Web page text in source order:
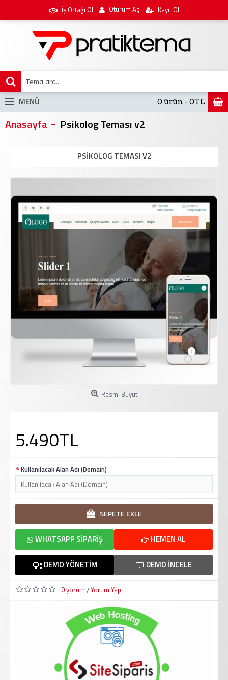
İş Ortağı Ol Oturum Aç Kayıt Ol
0 ürün - 0TL
MENÜ
Anasayfa Psikolog Teması v2
PSIKOLOG TEMASI V2
Resmi Büyüt
5.490TL
Kullanılacak Alan Adı (Domain)
SEPETE EKLE
HEMEN AL
WHATSAPP SIPARIŞ
DEMO İNCELE
DEMO YÖNETIM
0 yorum /Yorum Yap